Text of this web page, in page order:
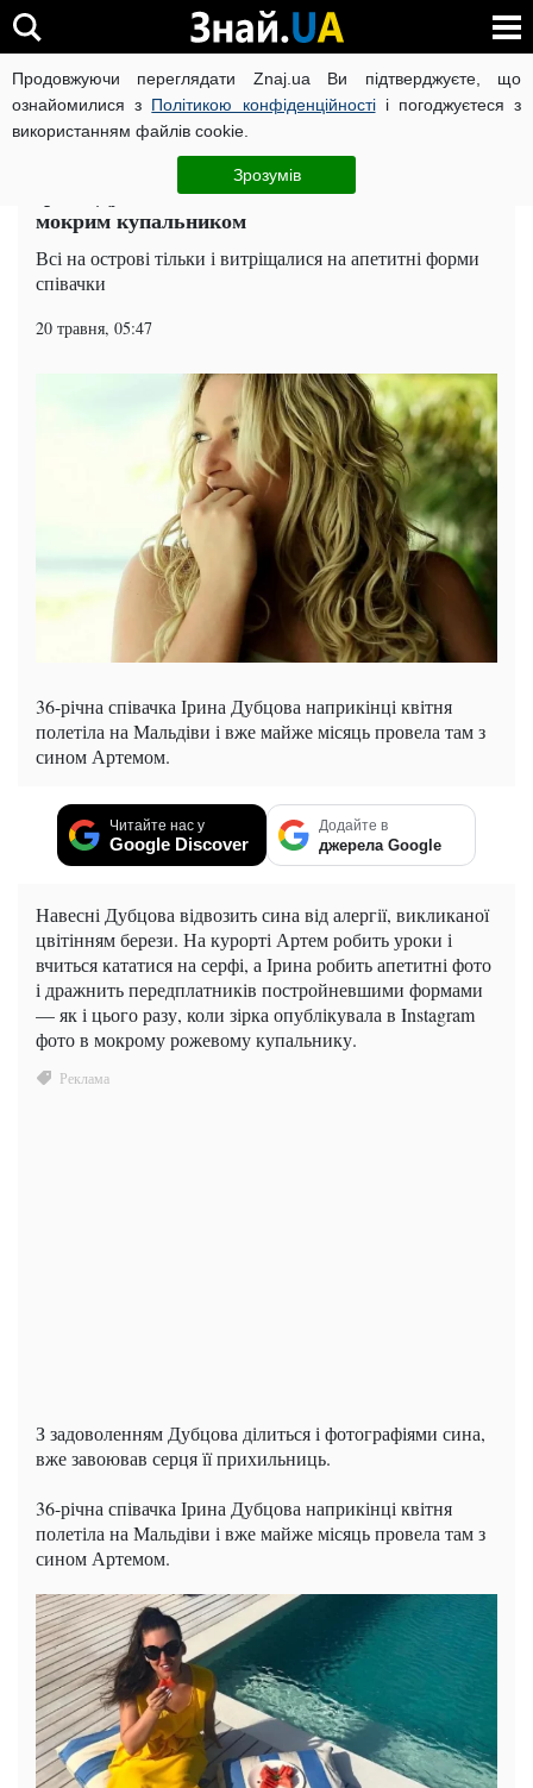
Продовжуючи переглядати Znaj.ua Ви підтверджуєте, що
ознайомилися з Політикою конфіденційностіі погоджуєтеся з
використанням файлів cookie.
Зрозумів
ВІЙНА РОСІЇ ПРОТИ УКРАЇНИ КОРОНАВІРУС В УКРАЇНІ
Шоу-бізнес ЧИТАТЬ НА РУССКОМ
Ірина Дубцова показала всім свої ягідки під
мокрим купальником
Всі на острові тільки і витріщалися на апетитні форми
співачки
20 травня, 05:47
36-річна співачка Ірина Дубцова наприкінці квітня
полетіла на Мальдіви і вже майже місяць провела там з
сином Артемом.
Читайте нас у
Google Discover
Додайте в
джерела Google
Навесні Дубцова відвозить сина від алергії, викликаної
цвітінням берези. На курорті Артем робить уроки і
вчиться кататися на серфі, а Ірина робить апетитні фото
і дражнить передплатників постройневшими формами
— як і цього разу, коли зірка опублікувала в Instagram
фото в мокрому рожевому купальнику.
З задоволенням Дубцова ділиться і фотографіями сина,
вже завоював серця її прихильниць.
36-річна співачка Ірина Дубцова наприкінці квітня
полетіла на Мальдіви і вже майже місяць провела там з
сином Артемом.